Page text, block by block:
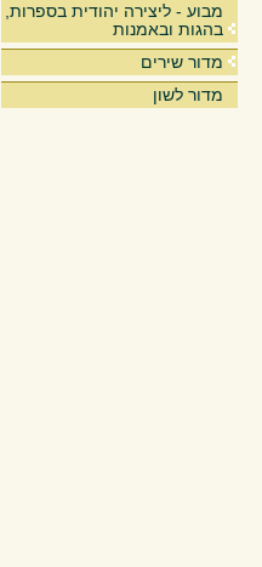
מבוע - ליצירה יהודית בספרות,
בהגות ובאמנות
מדור שירים
מדור לשון